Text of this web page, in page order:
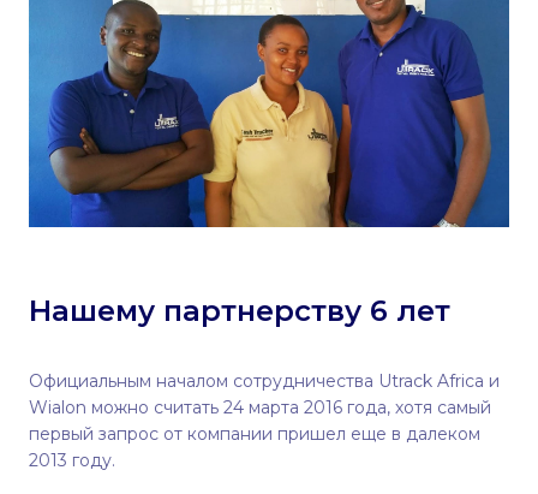
Нашему партнерству 6 лет
Официальным началом сотрудничества Utrack Africa и
Wialon можно считать 24 марта 2016 года, хотя самый
первый запрос от компании пришел еще в далеком
2013 году.